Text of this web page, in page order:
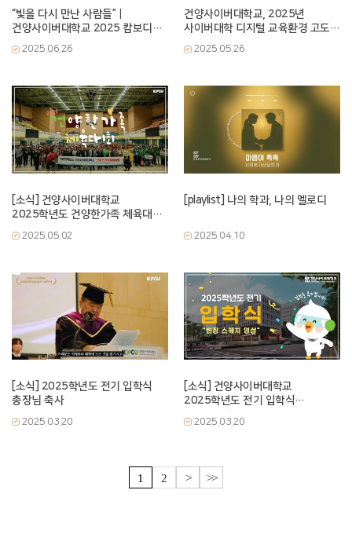
“빛을 다시 만난 사람들”｜
건양사이버대학교 2025 캄보디아
의료·미용 봉사
2025.06.26
건양사이버대학교, 2025년
사이버대학 디지털 교육환경 고도화
지원사업 선정!
2025.05.26
[소식] 건양사이버대학교
2025학년도 건양한가족 체육대회
스케치 영상
2025.05.02
[playlist] 나의 학과, 나의 멜로디
2025.04.10
[소식] 2025학년도 전기 입학식
총장님 축사
2025.03.20
[소식] 건양사이버대학교
2025학년도 전기 입학식
스케치영상
2025.03.20
1 2 > >>